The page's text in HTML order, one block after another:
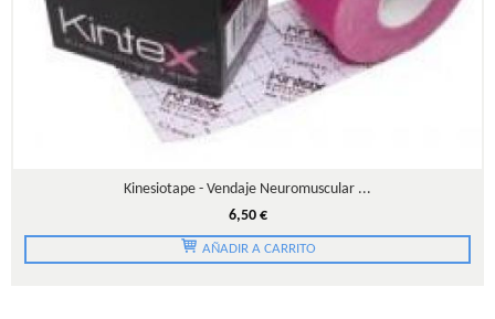
Kinesiotape - Vendaje Neuromuscular ...
6,50 €
AÑADIR A CARRITO